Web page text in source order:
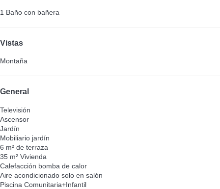
1 Baño con bañera
Vistas
Montaña
General
Televisión
Ascensor
Jardín
Mobiliario jardín
6 m² de terraza
35 m² Vivienda
Calefacción bomba de calor
Aire acondicionado solo en salón
Piscina Comunitaria+Infantil